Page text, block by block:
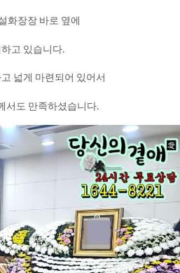
화장장 바로 옆에
고 있습니다.
넓게 마련되어 있어서
서도 만족하셨습니다.